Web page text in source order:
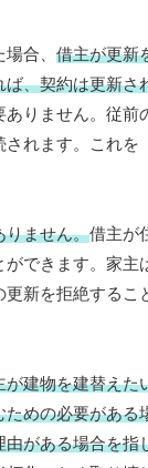
合、 借主が更新
ば、契約は更新さ
りません。従前
れます。これを
りません。借主が
ができます。家主
更新を拒絶するこ
が建物を建替えた
ための必要がある
由がある場合を指